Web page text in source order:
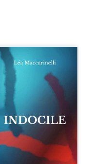
Quatre parties.
Quatre refus.
Quatre visages
d’une existence en
friction. Entre les
silences qu’on ne
déchiffre pas, les
amours qu’on
dérange, les corps
qu’on administre
et les liens qu’on
sabote, cet
ouvrage parle à